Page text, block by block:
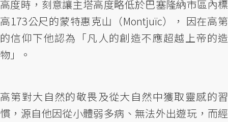
高度時，刻意讓主塔高度略低於巴塞隆納市區內標
高173公尺的蒙特惠克山（Montjuïc）， 因在高第
的信仰下他認為「凡人的創造不應超越上帝的造
物」。
高第對大自然的敬畏及從大自然中獲取靈感的習
慣，源自他因從小體弱多病、無法外出遊玩，而經